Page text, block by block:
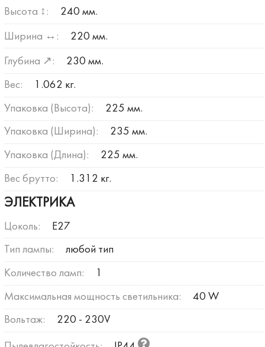
Высота ↕: 240 мм.
Ширина ↔: 220 мм.
Глубина ↗: 230 мм.
Вес: 1.062 кг.
Упаковка (Высота): 225 мм.
Упаковка (Ширина): 235 мм.
Упаковка (Длина): 225 мм.
Вес брутто: 1.312 кг.
ЭЛЕКТРИКА
Цоколь: E27
Тип лампы: любой тип
Количество ламп: 1
Максимальная мощность светильника: 40 W
Вольтаж: 220 - 230V